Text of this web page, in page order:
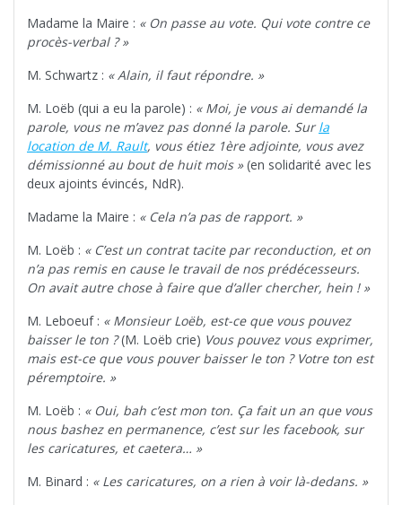
Madame la Maire : « On passe au vote. Qui vote contre ce
procès-verbal ? »
M. Schwartz : « Alain, il faut répondre. »
M. Loëb (qui a eu la parole) : « Moi, je vous ai demandé la
parole, vous ne m’avez pas donné la parole. Surla
location de M. Rault, vous étiez 1ère adjointe, vous avez
démissionné au bout de huit mois »(en solidarité avec les
deux ajoints évincés, NdR).
Madame la Maire : « Cela n’a pas de rapport. »
M. Loëb : « C’est un contrat tacite par reconduction, et on
n’a pas remis en cause le travail de nos prédécesseurs.
On avait autre chose à faire que d’aller chercher, hein ! »
M. Leboeuf : « Monsieur Loëb, est-ce que vous pouvez
baisser le ton ?(M. Loëb crie) Vous pouvez vous exprimer,
mais est-ce que vous pouver baisser le ton ? Votre ton est
péremptoire. »
M. Loëb : « Oui, bah c’est mon ton. Ça fait un an que vous
nous bashez en permanence, c’est sur les facebook, sur
les caricatures, et caetera… »
M. Binard : « Les caricatures, on a rien à voir là-dedans. »